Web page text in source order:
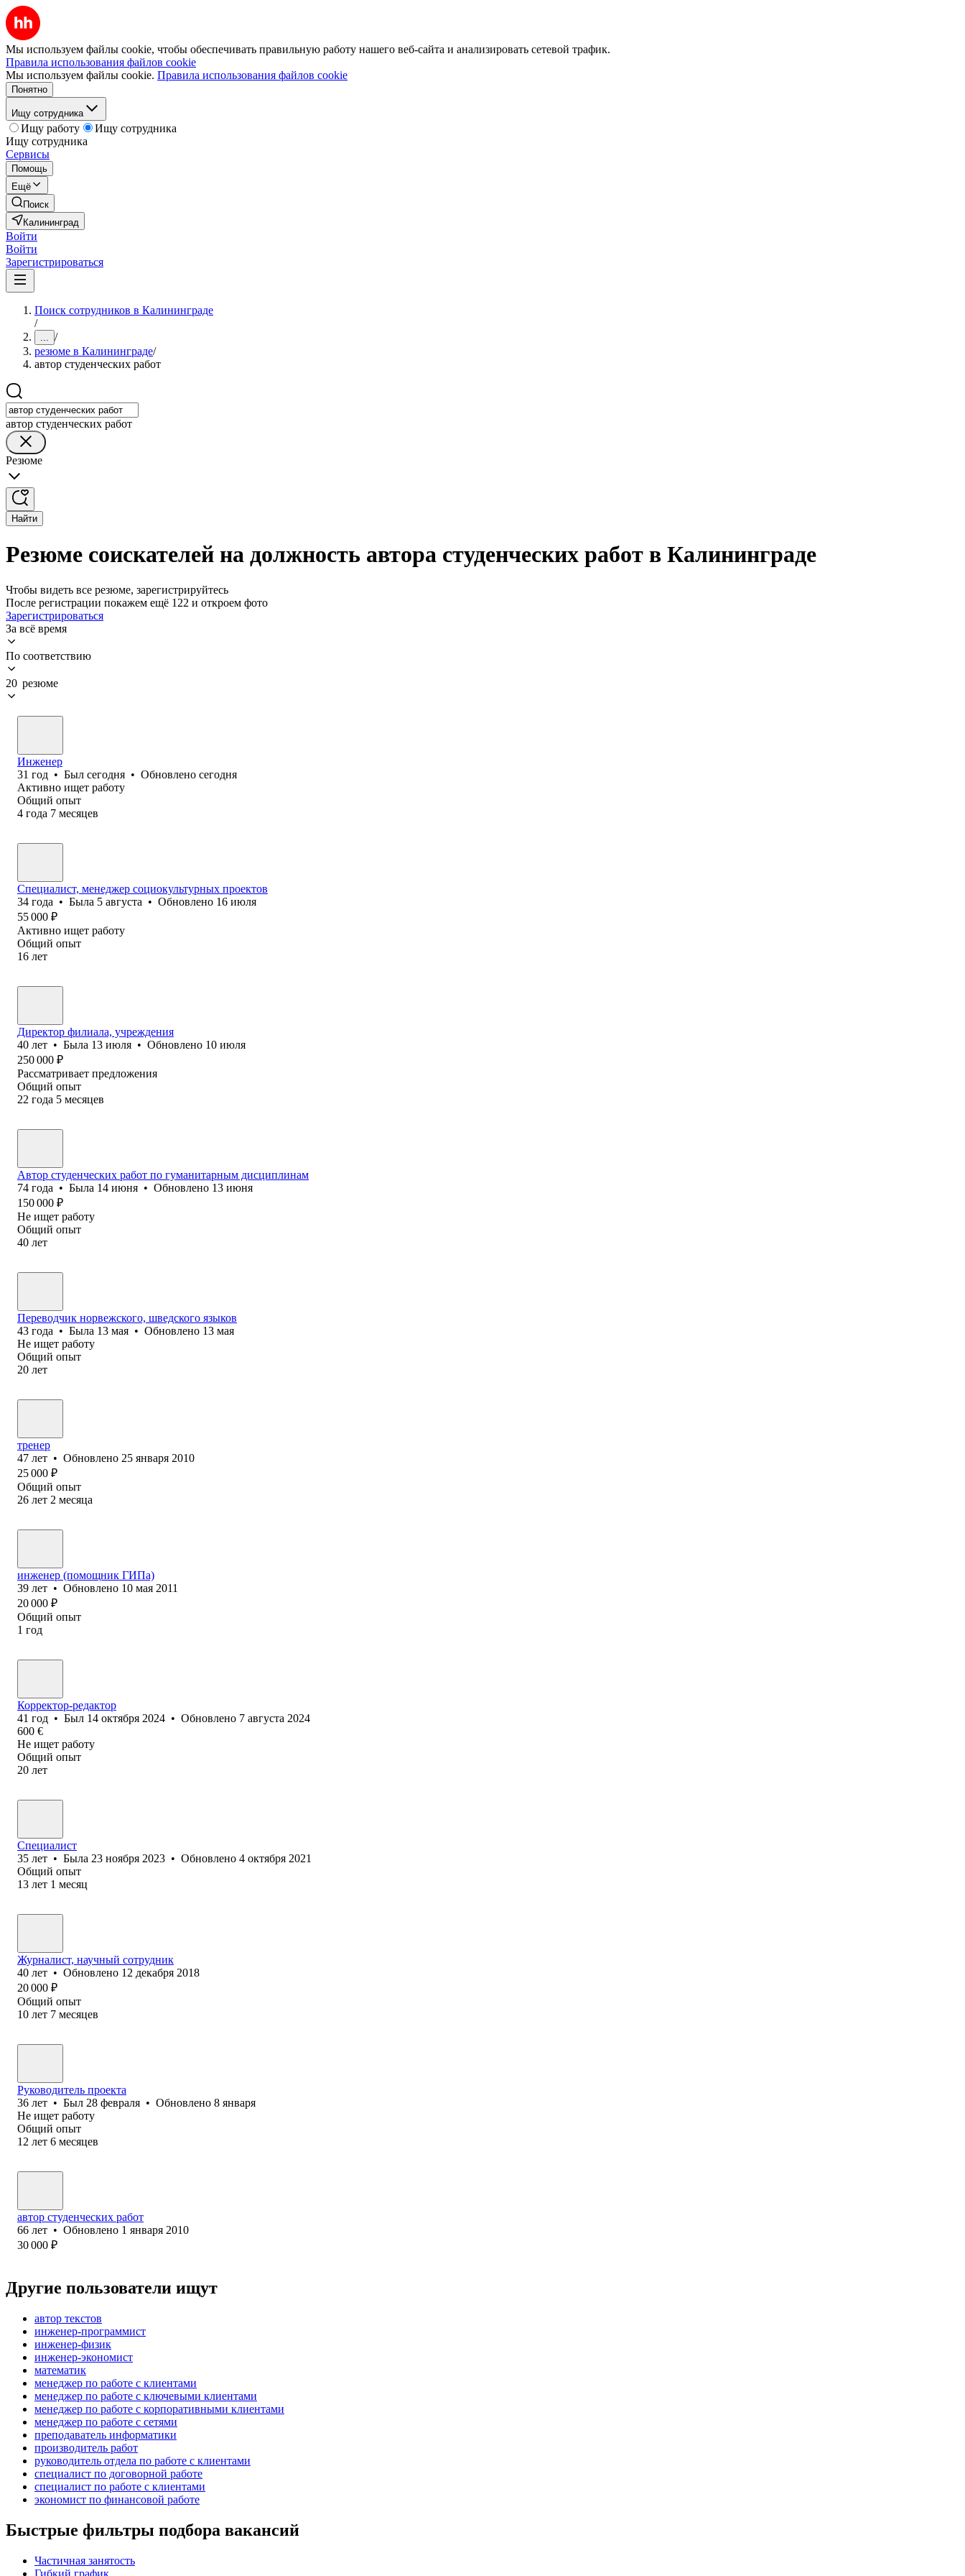
Мы используем файлы cookie, чтобы обеспечивать правильную работу нашего веб-сайта и анализировать сетевой трафик.
Правила использования файлов cookie
Мы используем файлы cookie. Правила использования файлов cookie
Понятно
Ищу сотрудника
Ищу работу
Ищу сотрудника
Ищу сотрудника
Сервисы
Помощь
Ещё
Поиск
Калининград
Войти
Войти
Зарегистрироваться
Поиск сотрудников в Калининграде
/
... /
резюме в Калининграде/
автор студенческих работ
автор студенческих работ
Резюме
Найти
Резюме соискателей на должность автора студенческих работ в Калининграде
Чтобы видеть все резюме, зарегистрируйтесь
После регистрации покажем ещё 122 и откроем фото
Зарегистрироваться
За всё время
По соответствию
20 резюме
Инженер
31 год • Был сегодня • Обновлено сегодня
Активно ищет работу
Общий опыт
4 года 7 месяцев
Специалист, менеджер социокультурных проектов
34 года • Была 5 августа • Обновлено 16 июля
55 000 ₽
Активно ищет работу
Общий опыт
16 лет
Директор филиала, учреждения
40 лет • Была 13 июля • Обновлено 10 июля
250 000 ₽
Рассматривает предложения
Общий опыт
22 года 5 месяцев
Автор студенческих работ по гуманитарным дисциплинам
74 года • Была 14 июня • Обновлено 13 июня
150 000 ₽
Не ищет работу
Общий опыт
40 лет
Переводчик норвежского, шведского языков
43 года • Была 13 мая • Обновлено 13 мая
Не ищет работу
Общий опыт
20 лет
тренер
47 лет • Обновлено 25 января 2010
25 000 ₽
Общий опыт
26 лет 2 месяца
инженер (помощник ГИПа)
39 лет • Обновлено 10 мая 2011
20 000 ₽
Общий опыт
1 год
Корректор-редактор
41 год • Был 14 октября 2024 • Обновлено 7 августа 2024
600 €
Не ищет работу
Общий опыт
20 лет
Специалист
35 лет • Была 23 ноября 2023 • Обновлено 4 октября 2021
Общий опыт
13 лет 1 месяц
Журналист, научный сотрудник
40 лет • Обновлено 12 декабря 2018
20 000 ₽
Общий опыт
10 лет 7 месяцев
Руководитель проекта
36 лет • Был 28 февраля • Обновлено 8 января
Не ищет работу
Общий опыт
12 лет 6 месяцев
автор студенческих работ
66 лет • Обновлено 1 января 2010
30 000 ₽
Другие пользователи ищут
автор текстов
инженер-программист
инженер-физик
инженер-экономист
математик
менеджер по работе с клиентами
менеджер по работе с ключевыми клиентами
менеджер по работе с корпоративными клиентами
менеджер по работе с сетями
преподаватель информатики
производитель работ
руководитель отдела по работе с клиентами
специалист по договорной работе
специалист по работе с клиентами
экономист по финансовой работе
Быстрые фильтры подбора вакансий
Частичная занятость
Гибкий график